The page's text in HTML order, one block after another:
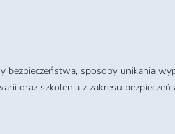
sposoby unikania
oraz szkolenia z zakresu